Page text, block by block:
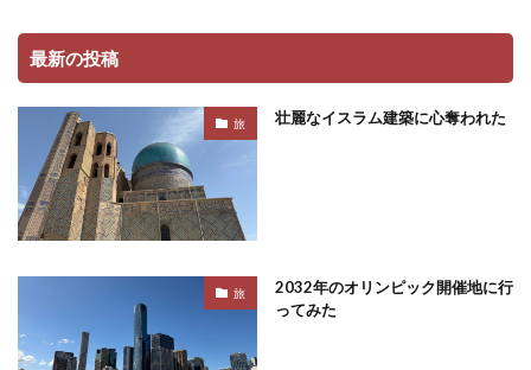
最新の投稿
旅 壮麗なイスラム建築に心奪われた
旅
2032年のオリンピック開催地に行
ってみた